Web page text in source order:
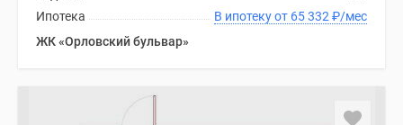
В ипотеку от 65 332 ₽/мес
Ипотека
ЖК «Орловский бульвар»